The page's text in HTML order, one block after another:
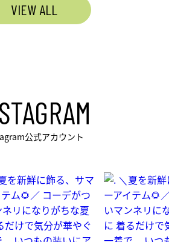
VIEW ALL
公式アカウント